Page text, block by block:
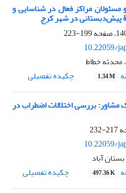
مسئولان مراکز فعال در شناسایی و
پیش‌دبستانی در شهر کرج
199-223
10.22059/
محدثه خطاط
1.34 M
چکیده تفصیلی
بررسی اختلالات اضطراب در
217-232
10.22059/
آباد
497.36 K
چکیده تفصیلی